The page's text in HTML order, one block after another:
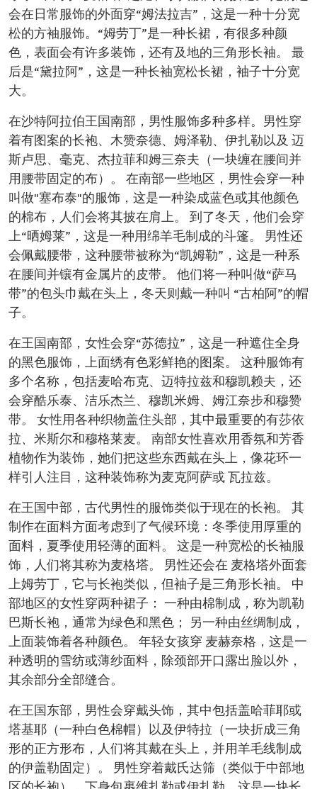
会在日常服饰的外面穿“姆法拉吉”，这是一种十分宽
松的方袖服饰。“姆劳丁”是一种长裙，有很多种颜
色，表面会有许多装饰，还有及地的三角形长袖。 最
后是“黛拉阿”，这是一种长袖宽松长裙，袖子十分宽
大。
在沙特阿拉伯王国南部，男性服饰多种多样。男性穿
着有图案的长袍、木赞奈德、姆泽勒、伊扎勒以及 迈
斯卢思、毫克、杰拉菲和姆三奈夫（一块缠在腰间并
用腰带固定的布）。 在南部一些地区，男性会穿一种
叫做"塞布泰"的服饰，这是一种染成蓝色或其他颜色
的棉布，人们会将其披在肩上。 到了冬天，他们会穿
上“晒姆莱”，这是一种用绵羊毛制成的斗篷。 男性还
会佩戴腰带，这种腰带被称为“凯姆勒”，这是一种系
在腰间并镶有金属片的皮带。 他们将一种叫做“萨马
带”的包头巾戴在头上，冬天则戴一种叫 “古柏阿”的帽
子。
在王国南部，女性会穿“苏德拉”，这是一种遮住全身
的黑色服饰，上面绣有色彩鲜艳的图案。 这种服饰有
多个名称，包括麦哈布克、迈特拉兹和穆凯赖夫，还
会穿酷乐泰、洁乐杰兰、穆凯米姆、姆江奈步和穆赞
带。
女性用各种织物盖住头部，其中最重要的有莎依
拉、 米斯尔和穆格莱麦。 南部女性喜欢用香氛和芳香
植物作为装饰，她们把这些东西戴在头上，像花环一
样引人注目，这种装饰称为麦克阿萨或 瓦拉兹。
在王国中部，古代男性的服饰类似于现在的长袍。 其
制作在面料方面考虑到了气候环境：冬季使用厚重的
面料，夏季使用轻薄的面料。 这是一种宽松的长袖服
饰，人们将其称为麦格塔。 男性还会在 麦格塔外面套
上姆劳丁，它与长袍类似，但袖子是三角形长袖。 中
部地区的女性穿两种裙子： 一种由棉制成，称为凯勒
巴斯长袍，通常为绿色和黑色； 另一种由丝绸制成，
上面装饰着各种颜色。 年轻女孩穿 麦赫奈格，这是一
种透明的雪纺或薄纱面料，除颈部开口露出脸以外，
其余部分全部缝合。
在王国东部，男性会穿戴头饰，其中包括盖哈菲耶或
塔基耶（一种白色棉帽）以及伊特拉（一块折成三角
形的正方形布，人们将其戴在头上，并用羊毛线制成
的伊盖勒固定）。 男性穿着戴氏达筛（类似于中部地